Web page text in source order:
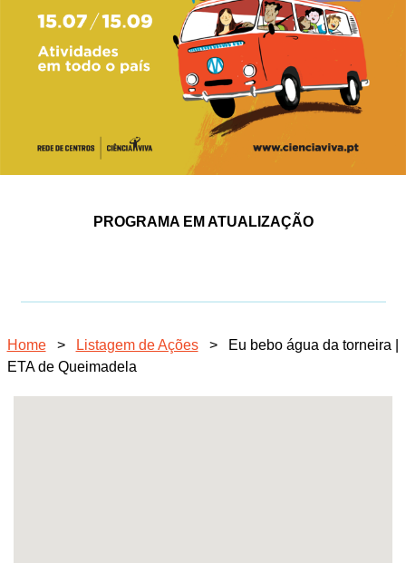
PROGRAMA EM ATUALIZAÇÃO
Home > Listagem de Ações >
Eu bebo água da torneira |
ETA de Queimadela